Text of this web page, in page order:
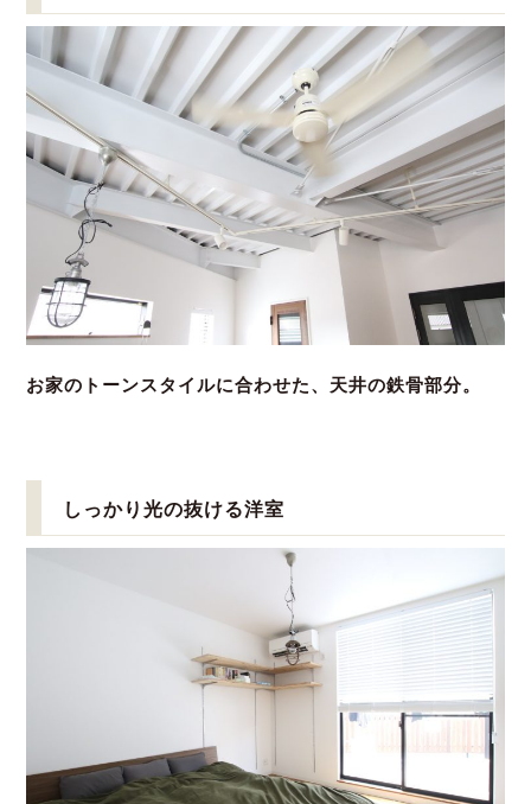
お家のトーンスタイルに合わせた、天井の鉄骨部分。
しっかり光の抜ける洋室